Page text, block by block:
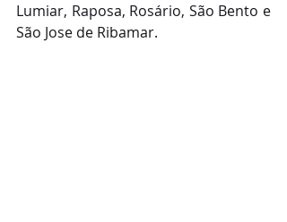
Lumiar, Raposa, Rosário, São Bento e
São Jose de Ribamar.